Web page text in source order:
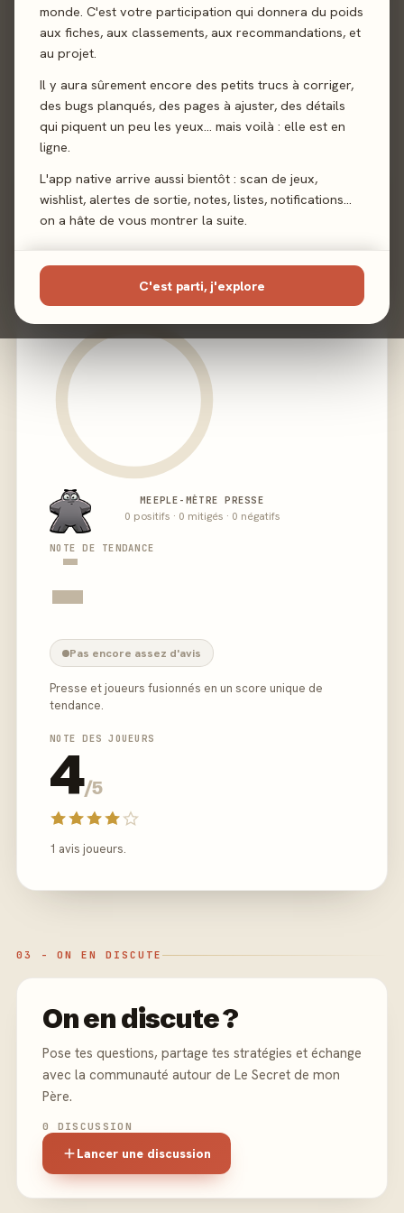
monde. C'est votre participation qui donnera du poids
aux fiches, aux classements, aux recommandations, et
au projet.
Il y aura sûrement encore des petits trucs à corriger,
des bugs planqués, des pages à ajuster, des détails
qui piquent un peu les yeux… mais voilà : elle est en
ligne.
L'app native arrive aussi bientôt : scan de jeux,
wishlist, alertes de sortie, notes, listes, notifications…
on a hâte de vous montrer la suite.
C'est parti, j'explore
Sortie 13 janvier 2023
Auteur
Illustration Damien Mammoliti · Eric Hibbeler·Anh Le
Janos Orban
Cold Castle Studios
02 - LE VERDICT
-
MEEPLE-MÈTRE PRESSE
0 positifs · 0 mitigés · 0 négatifs
NOTE DE TENDANCE
-
Pas encore assez d'avis
Presse et joueurs fusionnés en un score unique de
tendance.
NOTE DES JOUEURS
4/5
1 avis joueurs.
03 - ON EN DISCUTE
On en discute ?
Pose tes questions, partage tes stratégies et échange
avec la communauté autour de Le Secret de mon
Père.
0 DISCUSSION
Lancer une discussion